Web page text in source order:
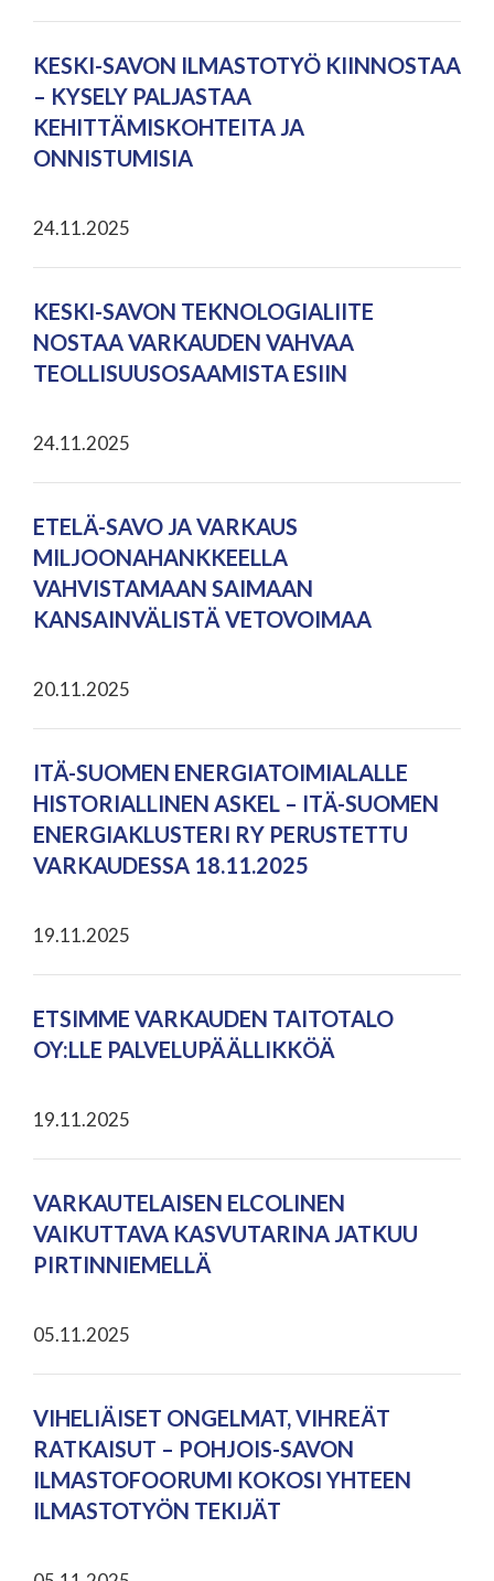
KESKI-SAVON ILMASTOTYÖ KIINNOSTAA
– KYSELY PALJASTAA
KEHITTÄMISKOHTEITA JA
ONNISTUMISIA
24.11.2025
KESKI-SAVON TEKNOLOGIALIITE
NOSTAA VARKAUDEN VAHVAA
TEOLLISUUSOSAAMISTA ESIIN
24.11.2025
ETELÄ-SAVO JA VARKAUS
MILJOONAHANKKEELLA
VAHVISTAMAAN SAIMAAN
KANSAINVÄLISTÄ VETOVOIMAA
20.11.2025
ITÄ-SUOMEN ENERGIATOIMIALALLE
HISTORIALLINEN ASKEL – ITÄ-SUOMEN
ENERGIAKLUSTERI RY PERUSTETTU
VARKAUDESSA 18.11.2025
19.11.2025
ETSIMME VARKAUDEN TAITOTALO
OY:LLE PALVELUPÄÄLLIKKÖÄ
19.11.2025
VARKAUTELAISEN ELCOLINEN
VAIKUTTAVA KASVUTARINA JATKUU
PIRTINNIEMELLÄ
05.11.2025
VIHELIÄISET ONGELMAT, VIHREÄT
RATKAISUT – POHJOIS-SAVON
ILMASTOFOORUMI KOKOSI YHTEEN
ILMASTOTYÖN TEKIJÄT